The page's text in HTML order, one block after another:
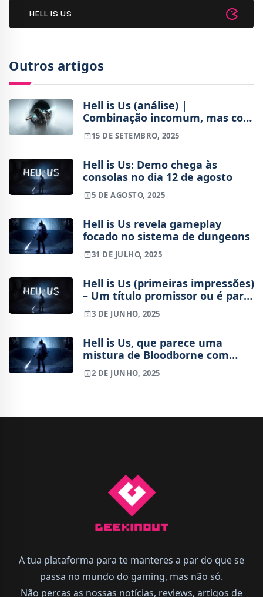
HELL IS US
Outros artigos
Hell is Us (análise) |
Combinação incomum, mas com
sucesso
15 DE SETEMBRO, 2025
Hell is Us: Demo chega às
consolas no dia 12 de agosto
5 DE AGOSTO, 2025
Hell is Us revela gameplay
focado no sistema de dungeons
31 DE JULHO, 2025
Hell is Us (primeiras impressões)
– Um título promissor ou é para
esquecer?
3 DE JUNHO, 2025
Hell is Us, que parece uma
mistura de Bloodborne com
Death Stranding, recebe hoje
uma demo
2 DE JUNHO, 2025
A tua plataforma para te manteres a par do que se
passa no mundo do gaming, mas não só.
Não percas as nossas notícias, reviews, artigos de